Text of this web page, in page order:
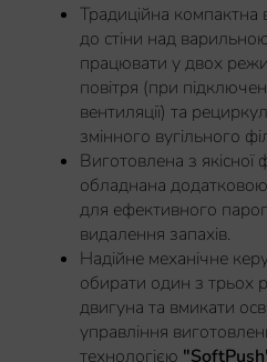
Традиційна компактна
до стіни над
працювати у двох
повітря (при
вентиляції) та
змінного вугільного
Виготовлена з якісної
обладнана додатковою
для ефективного
видалення запахів.
Надійне механічне
обирати один з трьох
двигуна та вмикати
управління
технологією